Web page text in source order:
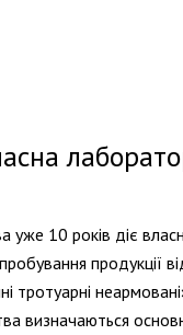
уже 10 років діє
продукції
тротуарні
визначаються